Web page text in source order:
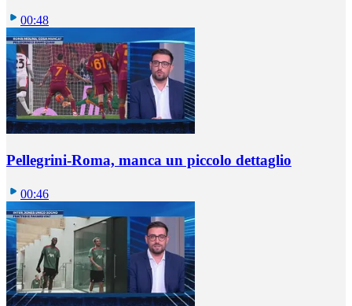
00:48
Pellegrini-Roma, manca un piccolo dettaglio
00:46